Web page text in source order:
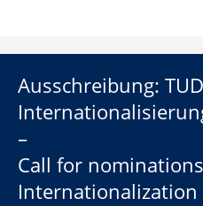
Ausschreibung:
–
Call for
Internationalization